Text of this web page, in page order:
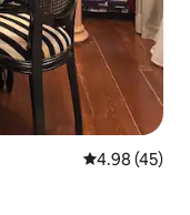
Calificación
4.98 (45)